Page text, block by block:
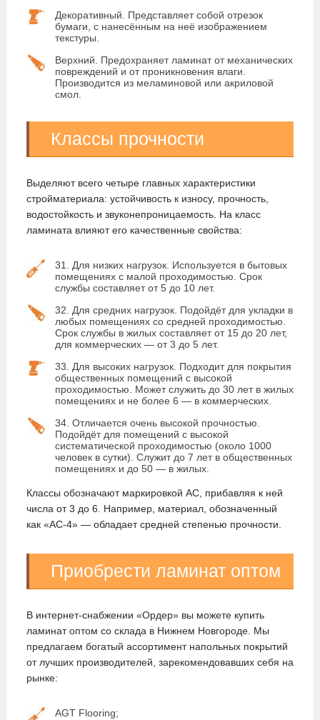
Декоративный. Представляет собой отрезок
бумаги, с нанесённым на неё изображением
текстуры.
Верхний. Предохраняет ламинат от механических
повреждений и от проникновения влаги.
Производится из меламиновой или акриловой
смол.
Классы прочности
Выделяют всего четыре главных характеристики
стройматериала: устойчивость к износу, прочность,
водостойкость и звуконепроницаемость. На класс
ламината влияют его качественные свойства:
31. Для низких нагрузок. Используется в бытовых
помещениях с малой проходимостью. Срок
службы составляет от 5 до 10 лет.
32. Для средних нагрузок. Подойдёт для укладки в
любых помещениях со средней проходимостью.
Срок службы в жилых составляет от 15 до 20 лет,
для коммерческих — от 3 до 5 лет.
33. Для высоких нагрузок. Подходит для покрытия
общественных помещений с высокой
проходимостью. Может служить до 30 лет в жилых
помещениях и не более 6 — в коммерческих.
34. Отличается очень высокой прочностью.
Подойдёт для помещений с высокой
систематической проходимостью (около 1000
человек в сутки). Служит до 7 лет в общественных
помещениях и до 50 — в жилых.
Классы обозначают маркировкой AC, прибавляя к ней
числа от 3 до 6. Например, материал, обозначенный
как «AC-4» — обладает средней степенью прочности.
Приобрести ламинат оптом
В интернет-снабжении «Ордер» вы можете купить
ламинат оптом со склада в Нижнем Новгороде. Мы
предлагаем богатый ассортимент напольных покрытий
от лучших производителей, зарекомендовавших себя на
рынке:
AGT Flooring;